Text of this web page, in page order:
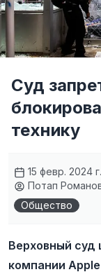
Суд
технику
15 февр. 2024
Потап
Общество
Верховный
компании